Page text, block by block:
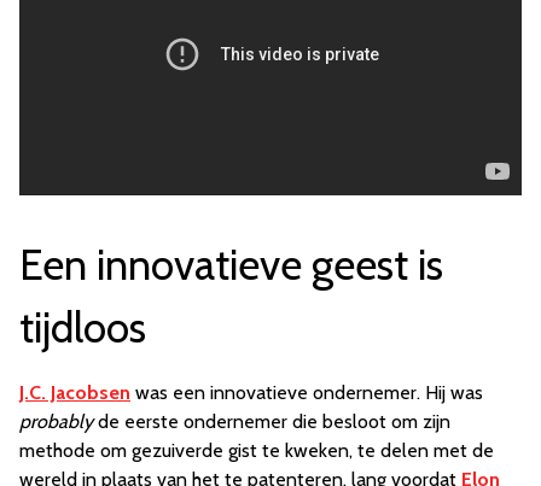
Een innovatieve geest is
tijdloos
J.C. Jacobsen was een innovatieve ondernemer. Hij was
probablyde eerste ondernemer die besloot om zijn
methode om gezuiverde gist te kweken, te delen met de
wereld in plaats van het te patenteren, lang voordat Elon